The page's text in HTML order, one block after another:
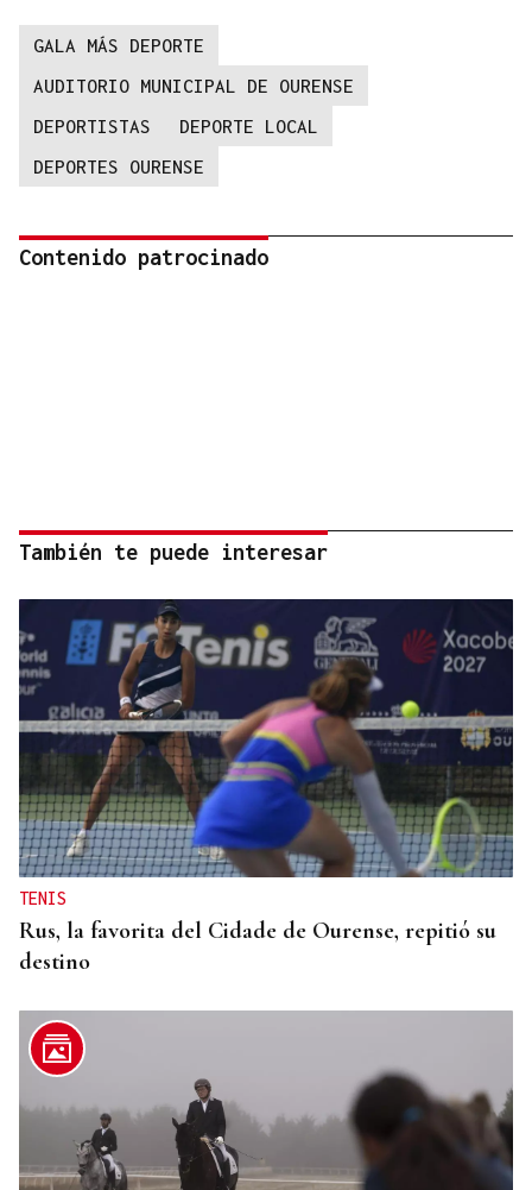
GALA MÁS DEPORTE
AUDITORIO MUNICIPAL DE OURENSE
DEPORTISTAS
DEPORTE LOCAL
DEPORTES OURENSE
Contenido patrocinado
También te puede interesar
TENIS
Rus, la favorita del Cidade de Ourense, repitió su
destino